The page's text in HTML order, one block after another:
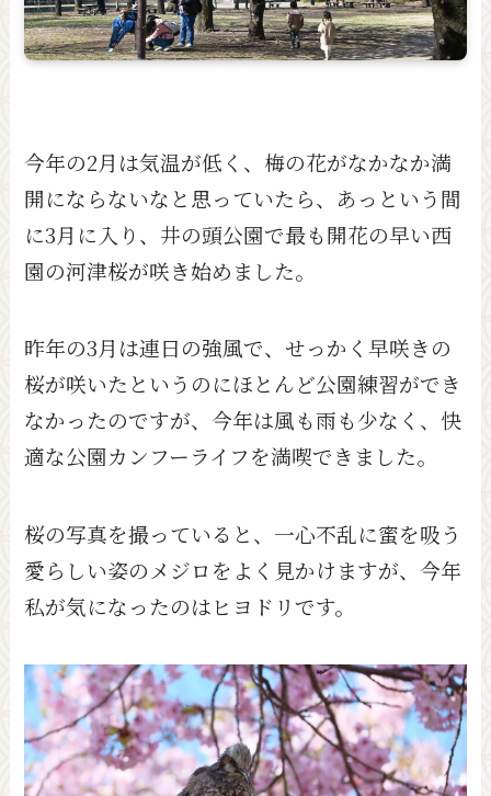
今年の2月は気温が低く、梅の花がなかなか満
開にならないなと思っていたら、あっという間
に3月に入り、井の頭公園で最も開花の早い西
園の河津桜が咲き始めました。
昨年の3月は連日の強風で、せっかく早咲きの
桜が咲いたというのにほとんど公園練習ができ
なかったのですが、今年は風も雨も少なく、快
適な公園カンフーライフを満喫できました。
桜の写真を撮っていると、一心不乱に蜜を吸う
愛らしい姿のメジロをよく見かけますが、今年
私が気になったのはヒヨドリです。